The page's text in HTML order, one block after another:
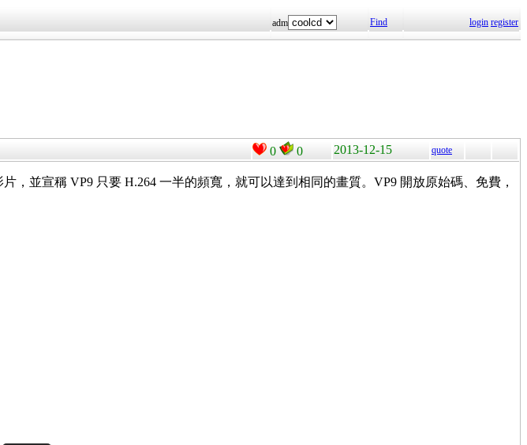
adm Find login register
0 0 2013-12-15 quote
，並宣稱 VP9 只要 H.264 一半的頻寬，就可以達到相同的畫質。VP9 開放原始碼、免費，